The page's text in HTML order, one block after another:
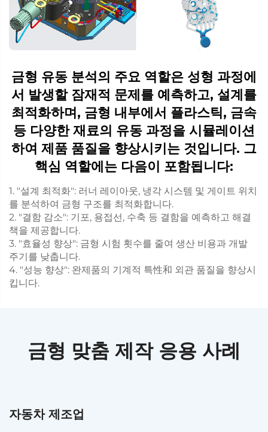
금형 유동 분석의 주요 역할은 성형 과정에
서 발생할 잠재적 문제를 예측하고, 설계를
최적화하며, 금형 내부에서 플라스틱, 금속
등 다양한 재료의 유동 과정을 시뮬레이션
하여 제품 품질을 향상시키는 것입니다. 그
핵심 역할에는 다음이 포함됩니다:
1. "설계 최적화": 러너 레이아웃, 냉각 시스템 및 게이트 위치
를 분석하여 금형 구조를 최적화합니다.
2. "결함 감소": 기포, 용접선, 수축 등 결함을 예측하고 해결
책을 제공합니다.
3. "효율성 향상": 금형 시험 횟수를 줄여 생산 비용과 개발
주기를 낮춥니다.
4. "성능 향상": 완제품의 기계적 특性和 외관 품질을 향상시
킵니다.
금형 맞춤 제작 응용 사례
자동차 제조업